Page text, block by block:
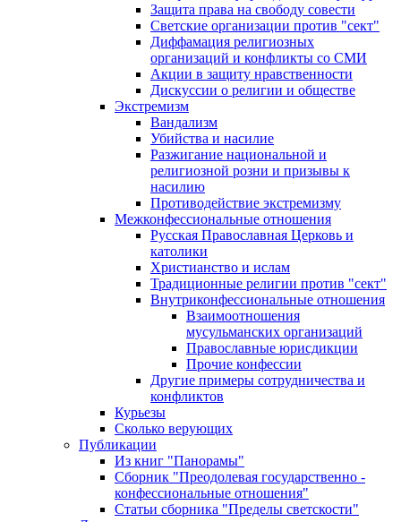
Защита права на свободу совести
Светские организации против "сект"
Диффамация религиозных
организаций и конфликты со СМИ
Акции в защиту нравственности
Дискуссии о религии и обществе
Экстремизм
Вандализм
Убийства и насилие
Разжигание национальной и
религиозной розни и призывы к
насилию
Противодействие экстремизму
Межконфессиональные отношения
Русская Православная Церковь и
католики
Христианство и ислам
Традиционные религии против "сект"
Внутриконфессиональные отношения
Взаимоотношения
мусульманских организаций
Православные юрисдикции
Прочие конфессии
Другие примеры сотрудничества и
конфликтов
Курьезы
Сколько верующих
Публикации
Из книг "Панорамы"
Сборник "Преодолевая государственно -
конфессиональные отношения"
Статьи сборника "Пределы светскости"